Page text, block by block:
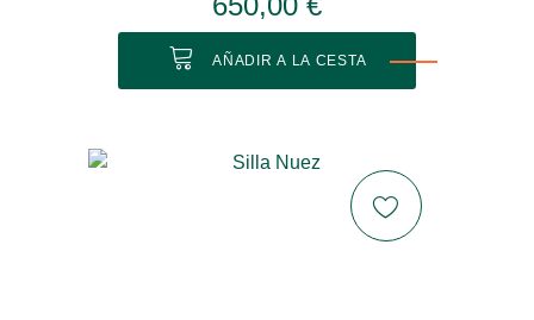
AÑADIR A LA CESTA